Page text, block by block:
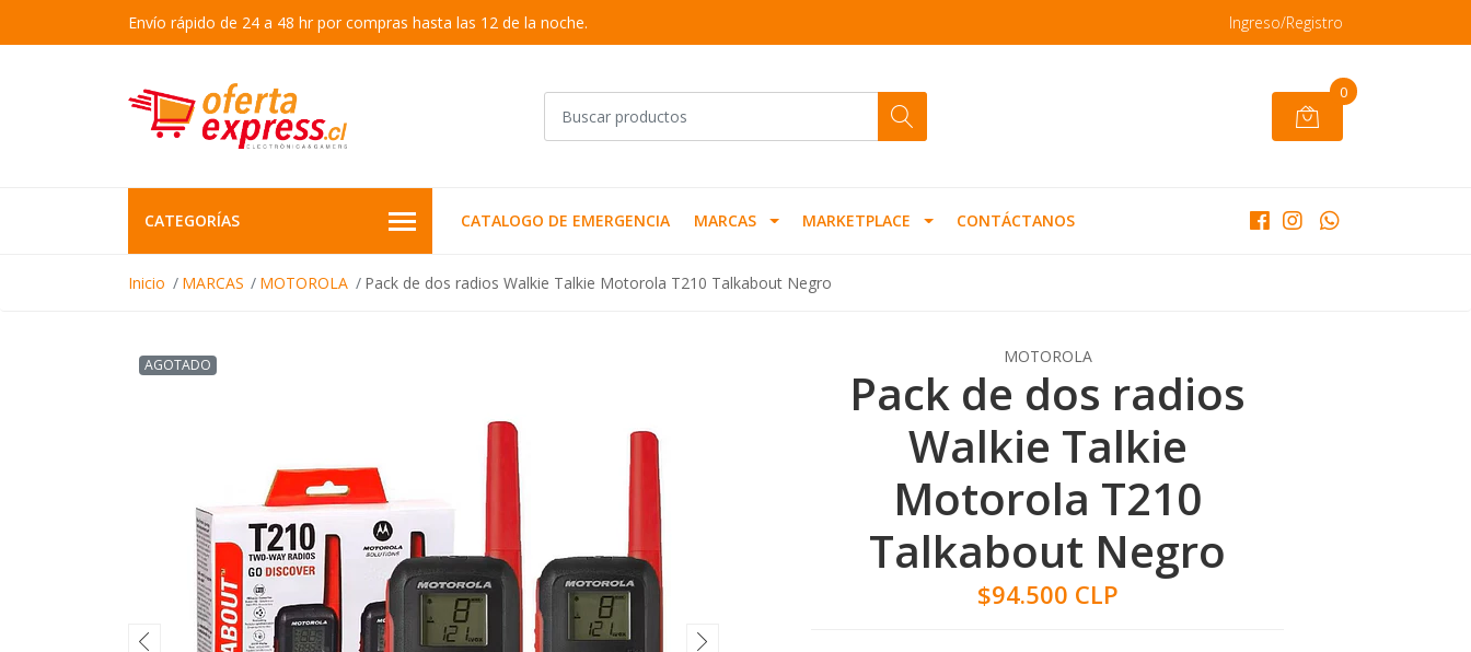
Envío rápido de 24 a 48 hr por compras hasta las 12 de la noche. Ingreso/Registro
0
CATEGORÍAS CATALOGO DE EMERGENCIA MARCAS MARKETPLACE CONTÁCTANOS
Inicio MARCAS MOTOROLA Pack de dos radios Walkie Talkie Motorola T210 Talkabout Negro
AGOTADO MOTOROLA
Pack de dos radios
Walkie Talkie
Motorola T210
Talkabout Negro
$94.500 CLP